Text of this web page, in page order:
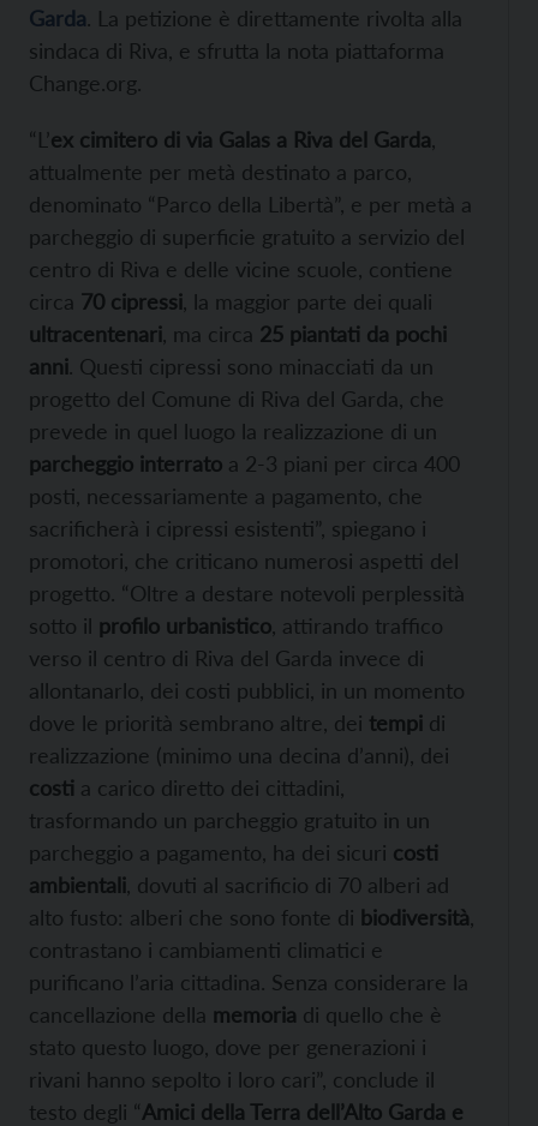
Garda. La petizione è direttamente rivolta alla
sindaca di Riva, e sfrutta la nota piattaforma
Change.org.
“L’ex cimitero di via Galas a Riva del Garda
attualmente per metà destinato a parco,
denominato “Parco della Libertà”, e per metà a
parcheggio di superficie gratuito a servizio del
centro di Riva e delle vicine scuole, contiene
circa 70 cipressi , la maggior parte dei quali
ultracentenari , ma circa 25 piantati da pochi
anni. Questi cipressi sono minacciati da un
progetto del Comune di Riva del Garda, che
prevede in quel luogo la realizzazione di un
parcheggio interrato a 2-3 piani per circa 400
posti, necessariamente a pagamento, che
sacrificherà i cipressi esistenti”, spiegano i
promotori, che criticano numerosi aspetti del
progetto. “Oltre a destare notevoli perplessità
sotto il profilo urbanistico , attirando traffico
verso il centro di Riva del Garda invece di
allontanarlo, dei costi pubblici, in un momento
dove le priorità sembrano altre, dei tempi di
realizzazione (minimo una decina d’anni), dei
costi a carico diretto dei cittadini,
trasformando un parcheggio gratuito in un
parcheggio a pagamento, ha dei sicuri costi
ambientali , dovuti al sacrificio di 70 alberi ad
alto fusto: alberi che sono fonte di biodiversità
contrastano i cambiamenti climatici e
purificano l’aria cittadina. Senza considerare la
cancellazione della memoria di quello che è
stato questo luogo, dove per generazioni i
rivani hanno sepolto i loro cari”, conclude il
testo degli “Amici della Terra dell’Alto Garda e